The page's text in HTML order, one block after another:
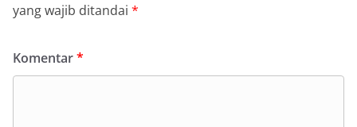
yang wajib ditandai *
Komentar*